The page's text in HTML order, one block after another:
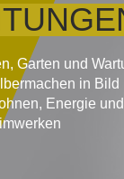
Garten und
in Bild
Energie